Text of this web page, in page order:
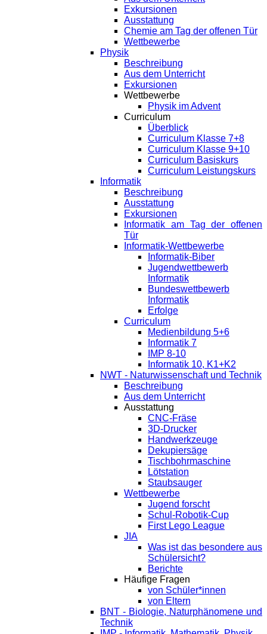
Exkursionen
Ausstattung
Chemie am Tag der offenen Tür
Wettbewerbe
Physik
Beschreibung
Aus dem Unterricht
Exkursionen
Wettbewerbe
Physik im Advent
Curriculum
Überblick
Curriculum Klasse 7+8
Curriculum Klasse 9+10
Curriculum Basiskurs
Curriculum Leistungskurs
Informatik
Beschreibung
Ausstattung
Exkursionen
Informatik am Tag der offenen
Tür
Informatik-Wettbewerbe
Informatik-Biber
Jugendwettbewerb
Informatik
Bundeswettbewerb
Informatik
Erfolge
Curriculum
Medienbildung 5+6
Informatik 7
IMP 8-10
Informatik 10, K1+K2
NWT - Naturwissenschaft und Technik
Beschreibung
Aus dem Unterricht
Ausstattung
CNC-Fräse
3D-Drucker
Handwerkzeuge
Dekupiersäge
Tischbohrmaschine
Lötstation
Staubsauger
Wettbewerbe
Jugend forscht
Schul-Robotik-Cup
First Lego League
JIA
Was ist das besondere aus
Schülersicht?
Berichte
Häufige Fragen
von Schüler*innen
von Eltern
BNT - Biologie, Naturphänomene und
Technik